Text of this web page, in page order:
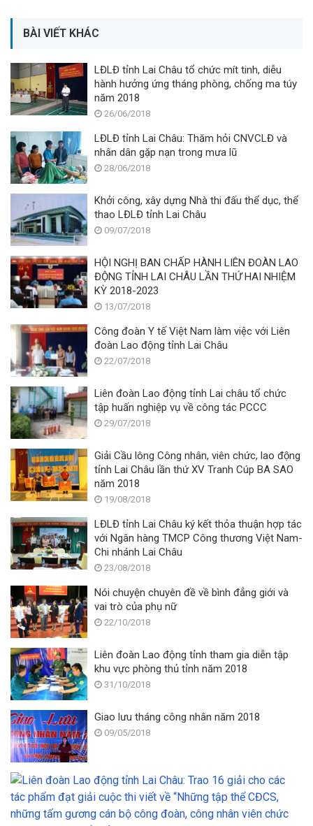
BÀI VIẾT KHÁC
LĐLĐ tỉnh Lai Châu tổ chức mít tinh, diễu
hành hưởng ứng tháng phòng, chống ma túy
năm 2018
26/06/2018
LĐLĐ tỉnh Lai Châu: Thăm hỏi CNVCLĐ và
nhân dân gặp nạn trong mưa lũ
28/06/2018
Khởi công, xây dựng Nhà thi đấu thể dục, thể
thao LĐLĐ tỉnh Lai Châu
09/07/2018
HỘI NGHỊ BAN CHẤP HÀNH LIÊN ĐOÀN LAO
ĐỘNG TỈNH LAI CHÂU LẦN THỨ HAI NHIỆM
KỲ 2018-2023
13/07/2018
Công đoàn Y tế Việt Nam làm việc với Liên
đoàn Lao động tỉnh Lai Châu
22/07/2018
Liên đoàn Lao động tỉnh Lai châu tổ chức
tập huấn nghiệp vụ về công tác PCCC
29/07/2018
Giải Cầu lông Công nhân, viên chức, lao động
tỉnh Lai Châu lần thứ XV Tranh Cúp BA SAO
năm 2018
19/08/2018
LĐLĐ tỉnh Lai Châu ký kết thỏa thuận hợp tác
với Ngân hàng TMCP Công thương Việt Nam-
Chi nhánh Lai Châu
23/08/2018
Nói chuyện chuyên đề về bình đẳng giới và
vai trò của phụ nữ
22/10/2018
Liên đoàn Lao động tỉnh tham gia diễn tập
khu vực phòng thủ tỉnh năm 2018
31/10/2018
Giao lưu tháng công nhân năm 2018
09/05/2018